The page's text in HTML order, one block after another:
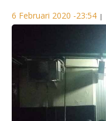
6 Februari 2020 -23:54 |